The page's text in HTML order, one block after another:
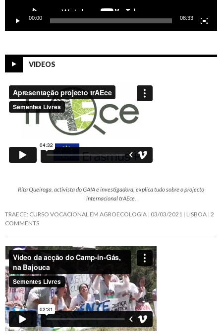
00:00 08:33
VIDEOS
Rita Queiroga, activista do GAIA e investigadora, explica tudo sobre o projecto
internacional trAEce.
TRAECE: CURSO VOCACIONAL EM AGROECOLOGIA 03/03/2021 LISBOA 2
COMMENTS